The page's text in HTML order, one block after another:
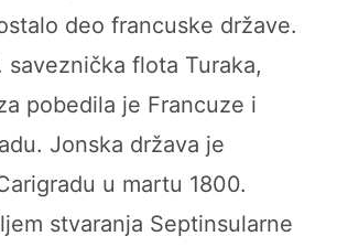
deo francuske države.
saveznička flota Turaka,
pobedila je Francuze i
Jonska država je
u martu 1800.
stvaranja Septinsularne